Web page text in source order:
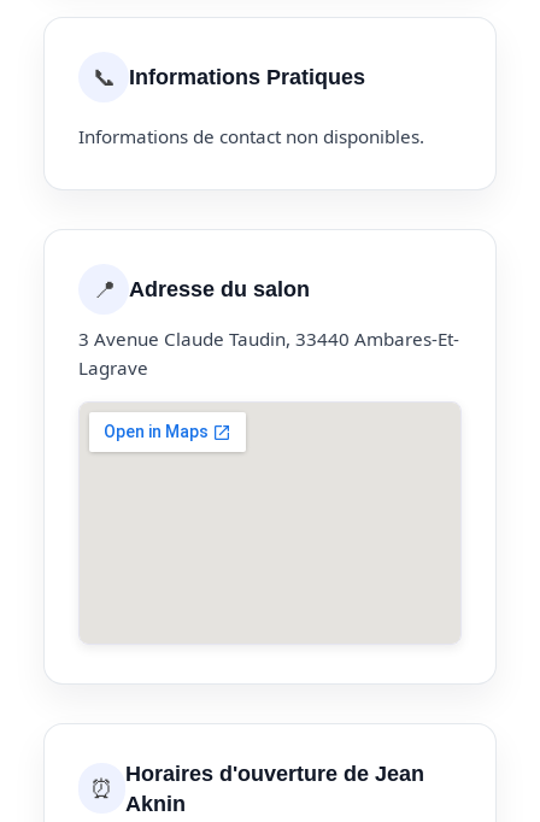
📞 Informations Pratiques
Informations de contact non disponibles.
📍 Adresse du salon
3 Avenue Claude Taudin, 33440 Ambares-Et-
Lagrave
⏰
Horaires d'ouverture de Jean
Aknin